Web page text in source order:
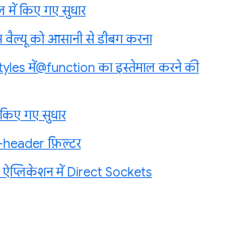
में किए गए सुधार
को आसानी से डीबग करना
में@function का इस्तेमाल करने की
गए सुधार
फ़िल्टर
में Direct Sockets